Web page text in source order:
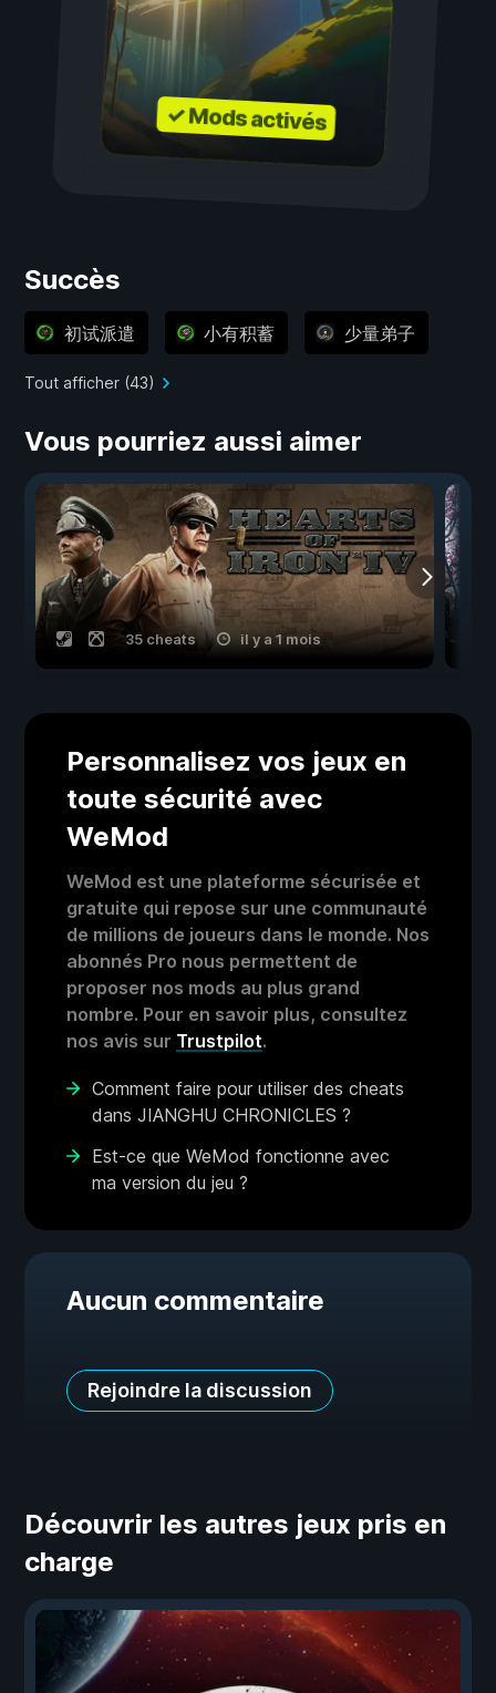
✓ Mods activés
Succès
初试派遣 小有积蓄 少量弟子
Tout afficher (43)
Vous pourriez aussi aimer
35 cheats il y a 1 mois
Personnalisez vos jeux en
toute sécurité avec
WeMod
WeMod est une plateforme sécurisée et
gratuite qui repose sur une communauté
de millions de joueurs dans le monde. Nos
abonnés Pro nous permettent de
proposer nos mods au plus grand
nombre. Pour en savoir plus, consultez
nos avis sur Trustpilot.
Comment faire pour utiliser des cheats
dans JIANGHU CHRONICLES ?
Est-ce que WeMod fonctionne avec
ma version du jeu ?
Aucun commentaire
Rejoindre la discussion
Découvrir les autres jeux pris en
charge